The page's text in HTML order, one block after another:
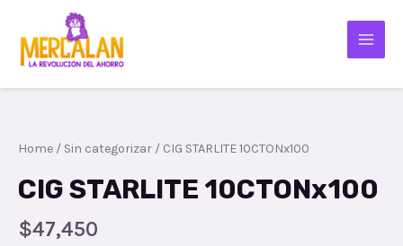
Home / Sin categorizar / CIG STARLITE 10CTONx100
CIG STARLITE 10CTONx100
$47,450